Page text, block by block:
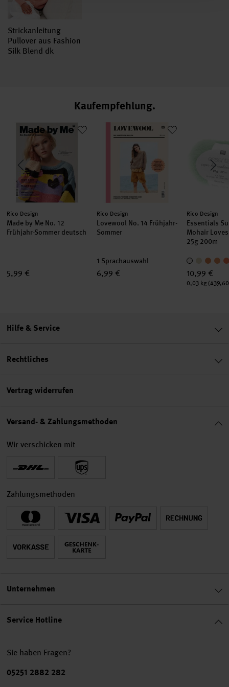
Strickanleitung
Pullover aus Fashion
Silk Blend dk
Kaufempfehlung
Silk
Made by Me No. 12 Frühjahr-Sommer deutsch
Hersteller:
Rico Design
Made by Me No. 12
Frühjahr-Sommer deutsch
5,99 €
Lovewool No. 14 Frühjahr-Sommer
Hersteller:
Rico Design
Lovewool No. 14 Frühjahr-
Sommer
1 Sprachauswahl
6,99 €
Hersteller:
Rico Design
Essentials
Mohair
25g 200m
10,99 €
Inhalt:
0,03 kg
Service Hotline
Sie haben Fragen?
Telefonnummer
05251 2882 282
Hilfe & Service
Rechtliches
Vertrag widerrufen
Versand- & Zahlungsmethoden
Wir verschicken mit
Zahlungsmethoden
Unternehmen